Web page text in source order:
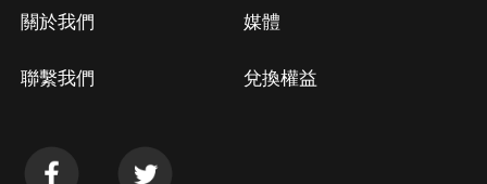
關於我們
聯繫我們
媒體
兌換權益